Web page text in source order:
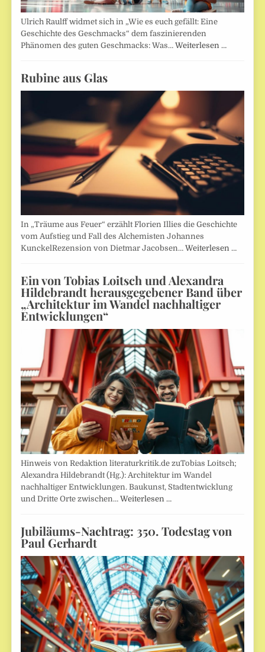
Ulrich Raulff widmet sich in „Wie es euch gefällt: Eine
Geschichte des Geschmacks“ dem faszinierenden
Phänomen des guten Geschmacks: Was…Weiterlesen …
Rubine aus Glas
In „Träume aus Feuer“ erzählt Florien Illies die Geschichte
vom Aufstieg und Fall des Alchemisten Johannes
KunckelRezension von Dietmar Jacobsen…Weiterlesen …
Ein von Tobias Loitsch und Alexandra
Hildebrandt herausgegebener Band über
„Architektur im Wandel nachhaltiger
Entwicklungen“
Hinweis von Redaktion literaturkritik.de zuTobias Loitsch;
Alexandra Hildebrandt (Hg.): Architektur im Wandel
nachhaltiger Entwicklungen. Baukunst, Stadtentwicklung
und Dritte Orte zwischen…Weiterlesen …
Jubiläums-Nachtrag: 350. Todestag von
Paul Gerhardt